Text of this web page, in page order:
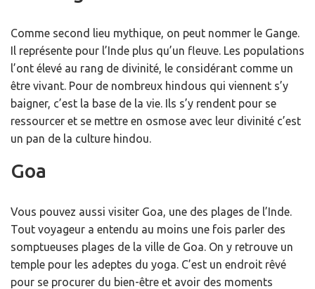
Comme second lieu mythique, on peut nommer le Gange.
Il représente pour l’Inde plus qu’un fleuve. Les populations
l’ont élevé au rang de divinité, le considérant comme un
être vivant. Pour de nombreux hindous qui viennent s’y
baigner, c’est la base de la vie. Ils s’y rendent pour se
ressourcer et se mettre en osmose avec leur divinité c’est
un pan de la culture hindou.
Goa
Vous pouvez aussi visiter Goa, une des plages de l’Inde.
Tout voyageur a entendu au moins une fois parler des
somptueuses plages de la ville de Goa. On y retrouve un
temple pour les adeptes du yoga. C’est un endroit rêvé
pour se procurer du bien-être et avoir des moments